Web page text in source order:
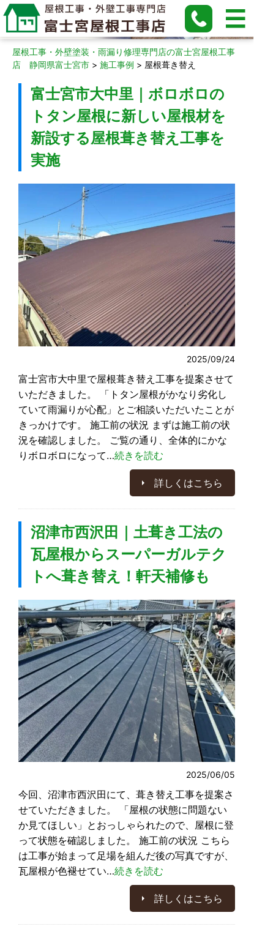
屋根葺き替え
屋根工事・外壁塗装・雨漏り修理専門店の富士宮屋根工事
店 静岡県富士宮市 > 施工事例 > 屋根葺き替え
富士宮市大中里｜ボロボロの
トタン屋根に新しい屋根材を
新設する屋根葺き替え工事を
実施
2025/09/24
富士宮市大中里で屋根葺き替え工事を提案させて
いただきました。 「トタン屋根がかなり劣化し
ていて雨漏りが心配」とご相談いただいたことが
きっかけです。 施工前の状況 まずは施工前の状
況を確認しました。 ご覧の通り、全体的にかな
りボロボロになって…続きを読む
詳しくはこちら
沼津市西沢田｜土葺き工法の
瓦屋根からスーパーガルテク
トへ葺き替え！軒天補修も
2025/06/05
今回、沼津市西沢田にて、葺き替え工事を提案さ
せていただきました。 「屋根の状態に問題ない
か見てほしい」とおっしゃられたので、屋根に登
って状態を確認しました。 施工前の状況 こちら
は工事が始まって足場を組んだ後の写真ですが、
瓦屋根が色褪せてい…続きを読む
詳しくはこちら